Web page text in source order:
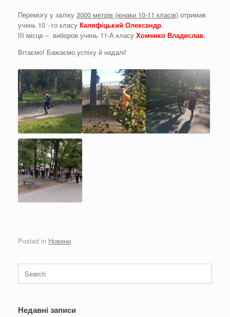
Перемогу у заліку 3000 метрів (юнаки 10-11 класів) отримав
учень 10 - го класу Каляфіцький Олександр,
ІІІ місце – виборов учень 11-А класу Хоменко Владислав.
Вітаємо! Бажаємо успіху й надалі!
Posted in Новини.
Search
for:
Недавні записи